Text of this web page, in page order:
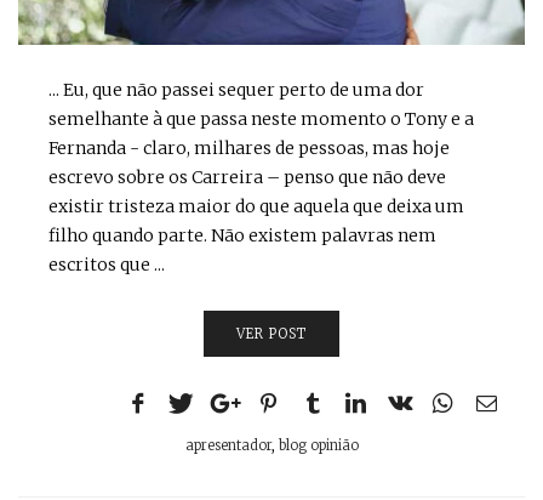
... Eu, que não passei sequer perto de uma dor
semelhante à que passa neste momento o Tony e a
Fernanda - claro, milhares de pessoas, mas hoje
escrevo sobre os Carreira – penso que não deve
existir tristeza maior do que aquela que deixa um
filho quando parte. Não existem palavras nem
escritos que ...
VER POST
apresentador, blog opinião